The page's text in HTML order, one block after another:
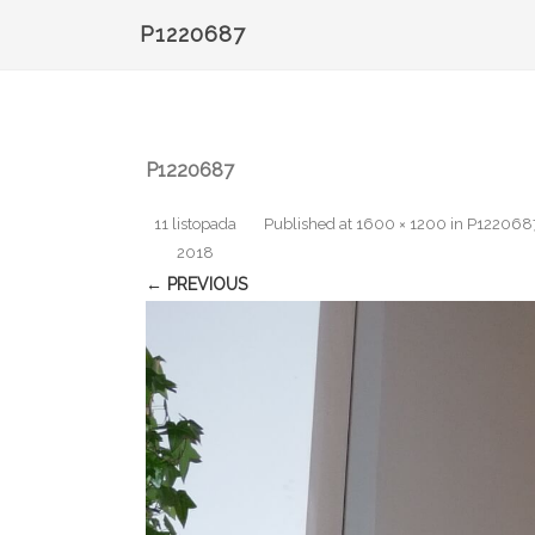
P1220687
P1220687
Published
11 listopada
2018
at 1600 × 1200 in
← PREVIOUS